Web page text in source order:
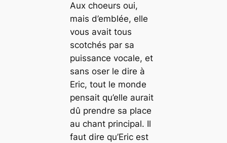
Aux choeurs oui,
mais d’emblée, elle
vous avait tous
scotchés par sa
puissance vocale, et
sans oser le dire à
Eric, tout le monde
pensait qu’elle aurait
dû prendre sa place
au chant principal. Il
faut dire qu’Eric est